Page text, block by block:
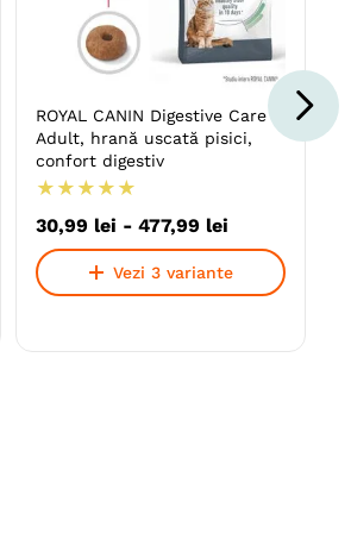
ROYAL CANIN Digestive Care
Adult, hrană uscată pisici,
confort digestiv
★ ★ ★ ★ ★
30,99 lei - 477,99 lei
Vezi 3 variante